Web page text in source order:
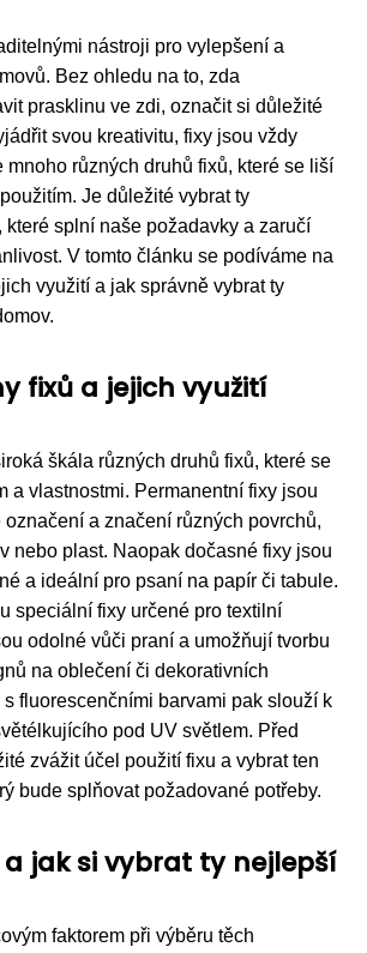
nástroji pro vylepšení a
Bez ohledu na to, zda
prasklinu ve zdi, označit si důležité
svou kreativitu, fixy jsou vždy
mnoho různých druhů fixů, které se liší
Je důležité vybrat ty
které splní naše požadavky a zaručí
V tomto článku se podíváme na
využití a jak správně vybrat ty
fixů a jejich využití
škála různých druhů fixů, které se
a vlastnostmi. Permanentní fixy jsou
a značení různých povrchů,
nebo plast. Naopak dočasné fixy jsou
a ideální pro psaní na papír či tabule.
speciální fixy určené pro textilní
odolné vůči praní a umožňují tvorbu
na oblečení či dekorativních
fluorescenčními barvami pak slouží k
pod UV světlem. Před
zvážit účel použití fixu a vybrat ten
bude splňovat požadované potřeby.
jak si vybrat ty nejlepší
faktorem při výběru těch